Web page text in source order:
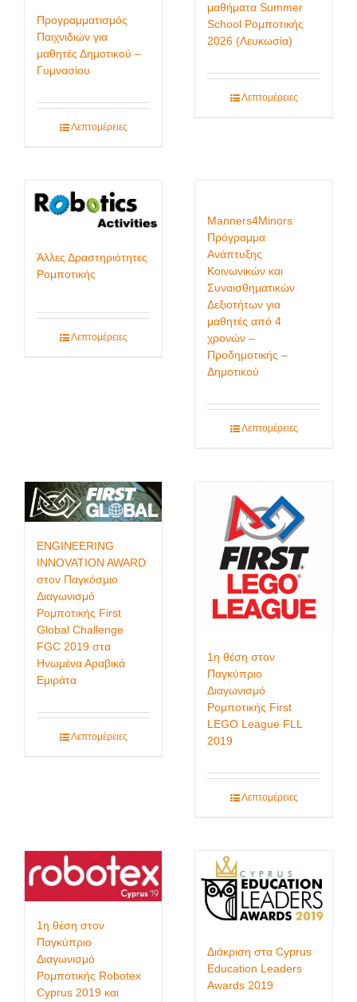
Προγραμματισμός
Παιχνιδιών για
μαθητές Δημοτικού –
Γυμνασίου
Λεπτομέρειες
μαθήματα Summer
School Ρομποτικής
2026 (Λευκωσία)
Λεπτομέρειες
Άλλες Δραστηριότητες
Ρομποτικής
Λεπτομέρειες
Manners4Minors
Πρόγραμμα
Ανάπτυξης
Κοινωνικών και
Συναισθηματικών
Δεξιοτήτων για
μαθητές από 4
χρονών –
Προδημοτικής –
Δημοτικού
Λεπτομέρειες
ENGINEERING
INNOVATION AWARD
στον Παγκόσμιο
Διαγωνισμό
Ρομποτικής First
Global Challenge
FGC 2019 στα
Ηνωμένα Αραβικά
Εμιράτα
Λεπτομέρειες
1η θέση στον
Παγκύπριο
Διαγωνισμό
Ρομποτικής First
LEGO League FLL
2019
Λεπτομέρειες
1η θέση στον
Παγκύπριο
Διαγωνισμό
Ρομποτικής Robotex
Cyprus 2019 και
Διάκριση στα Cyprus
Education Leaders
Awards 2019